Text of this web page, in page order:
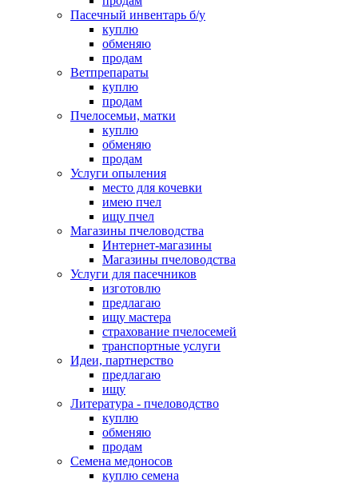
Пасечный инвентарь б/у
куплю
обменяю
продам
Ветпрепараты
куплю
продам
Пчелосемьи, матки
куплю
обменяю
продам
Услуги опыления
место для кочевки
имею пчел
ищу пчел
Магазины пчеловодства
Интернет-магазины
Магазины пчеловодства
Услуги для пасечников
изготовлю
предлагаю
ищу мастера
страхование пчелосемей
транспортные услуги
Идеи, партнерство
предлагаю
ищу
Литература - пчеловодство
куплю
обменяю
продам
Семена медоносов
куплю семена